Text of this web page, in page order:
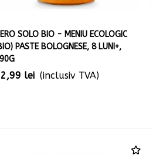
SOLO BIO - MENIU ECOLOGIC
PASTE BOLOGNESE, 8 LUNI+,
lei (inclusiv TVA)